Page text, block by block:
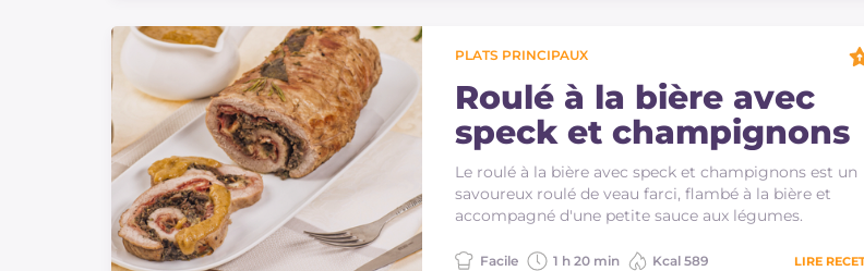
PLATS PRINCIPAUX
Roulé à la bière avec
speck et champignons
Le roulé à la bière avec speck et champignons est un
savoureux roulé de veau farci, flambé à la bière et
accompagné d'une petite sauce aux légumes.
Facile 1 h 20 min Kcal 589 LIRE